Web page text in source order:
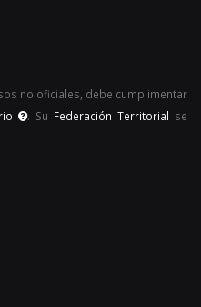
no oficiales, debe cumplimentar
. Su Federación Territorial se